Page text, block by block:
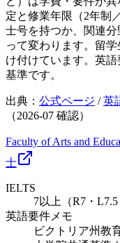
定と修業年限（2年制
士号を持つか、関連
って変わります。留
け付けています。英
基準です。
出典： 公式ページ /英
（2026-07 確認）
Faculty of Arts and
士
IELTS
7以上（R7・L7.5
英語要件メモ
ビクトリア州教